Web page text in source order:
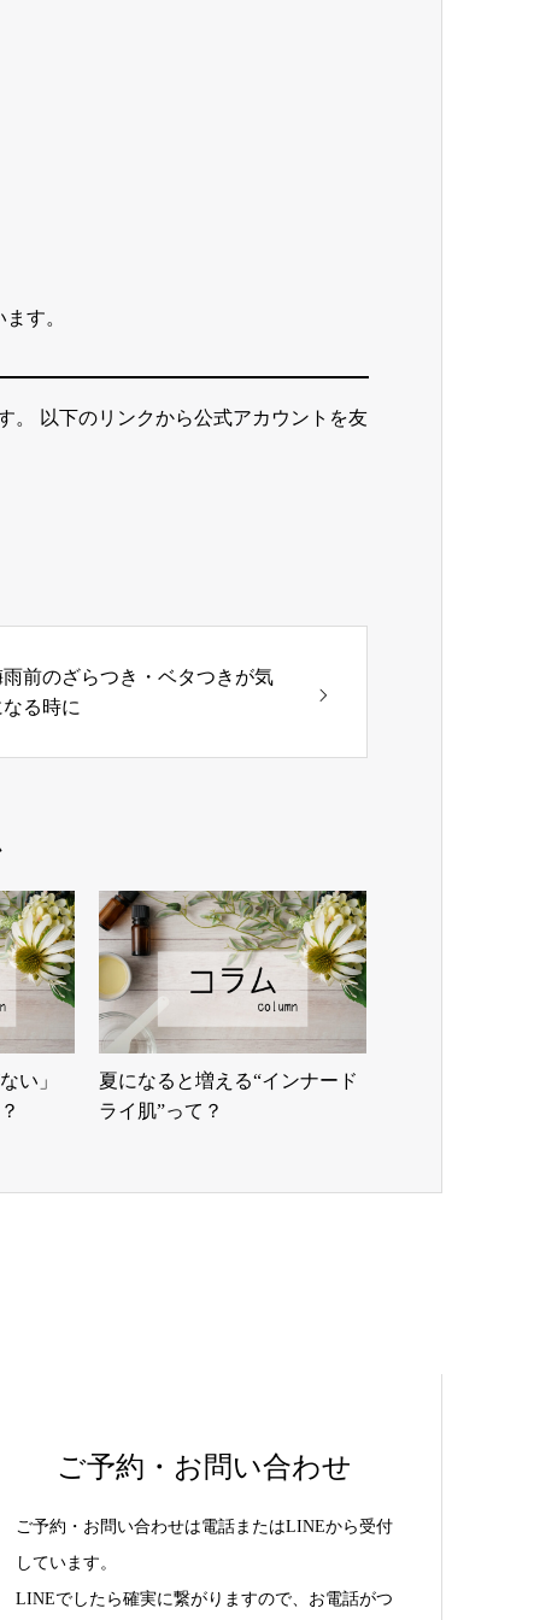
す。
。 以下のリンクから公式アカウントを友
雨前のざらつき・ベタつきが気
る時に
い」
夏になると増える“インナード
ライ肌”って？
ご予約・お問い合わせ
ご予約・お問い合わせは電話またはLINEから受付
しています。
LINEでしたら確実に繋がりますので、お電話がつ